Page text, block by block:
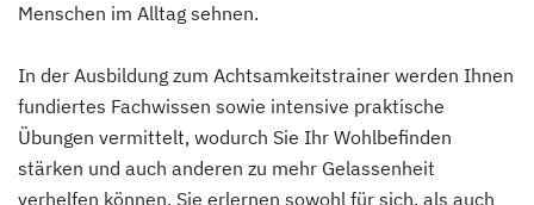
Menschen im Alltag sehnen.
In der Ausbildung zum Achtsamkeitstrainer werden Ihnen
fundiertes Fachwissen sowie intensive praktische
Übungen vermittelt, wodurch Sie Ihr Wohlbefinden
stärken und auch anderen zu mehr Gelassenheit
verhelfen können. Sie erlernen sowohl für sich, als auch